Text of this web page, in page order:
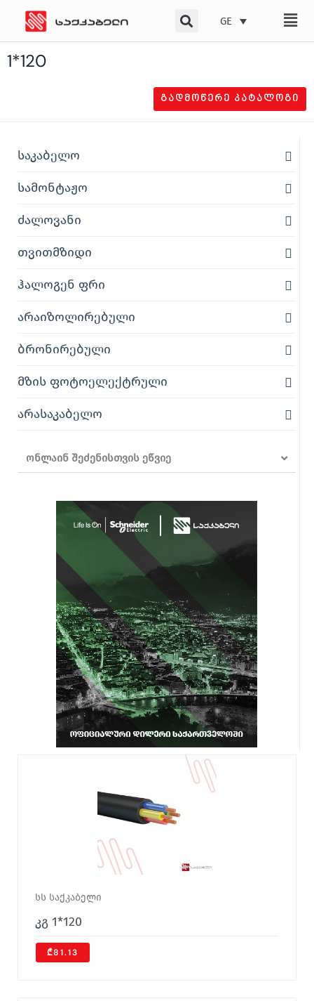
content
GE
1*120
ᲒᲐᲓᲛᲝᲬᲔᲠᲔ ᲙᲐᲢᲐᲚᲝᲒᲘ
საკაბელო
სამონტაჟო
ძალოვანი
თვითმზიდი
ჰალოგენ ფრი
არაიზოლირებული
ბრონირებული
მზის ფოტოელექტრული
არასაკაბელო
ონლაინ შეძენისთვის ეწვიე
სს საქკაბელი
კგ 1*120
₾81.13